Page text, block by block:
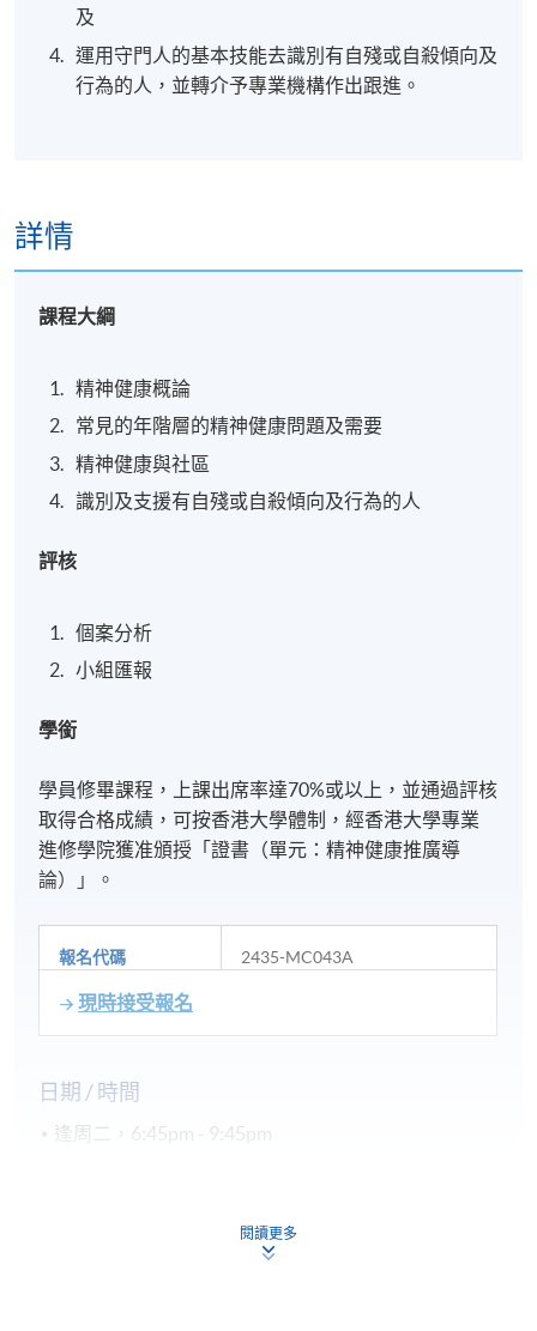
及
運用守門人的基本技能去識別有自殘或自殺傾向及
行為的人，並轉介予專業機構作出跟進。
詳情
課程大綱
精神健康概論
常見的年階層的精神健康問題及需要
精神健康與社區
識別及支援有自殘或自殺傾向及行為的人
評核
個案分析
小組匯報
學銜
學員修畢課程，上課出席率達70%或以上，並通過評核
取得合格成績，可按香港大學體制，經香港大學專業
進修學院獲准頒授「證書（單元：精神健康推廣導
論）」。
報名代碼 2435-MC043A
現時接受報名
日期 / 時間
逢周二，6:45pm - 9:45pm
閱讀更多